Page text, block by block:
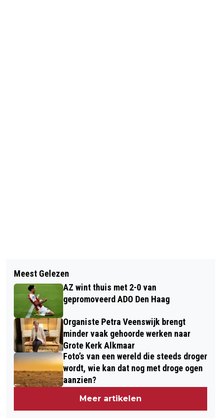
SCOOTERBRAND NA RUZIE IN
ALKMAAR, ÉÉN PERSOON
AANGEHOUDEN
MOXCON 2025, GROOTSTE
SPELLENBEURS VAN NOORD-HOLLAND
IN GROTE KERK ALKMAAR
Meest Gelezen
AZ wint thuis met 2-0 van
gepromoveerd ADO Den Haag
Organiste Petra Veenswijk brengt
minder vaak gehoorde werken naar
Grote Kerk Alkmaar
Foto’s van een wereld die steeds droger
wordt, wie kan dat nog met droge ogen
aanzien?
Meer artikelen